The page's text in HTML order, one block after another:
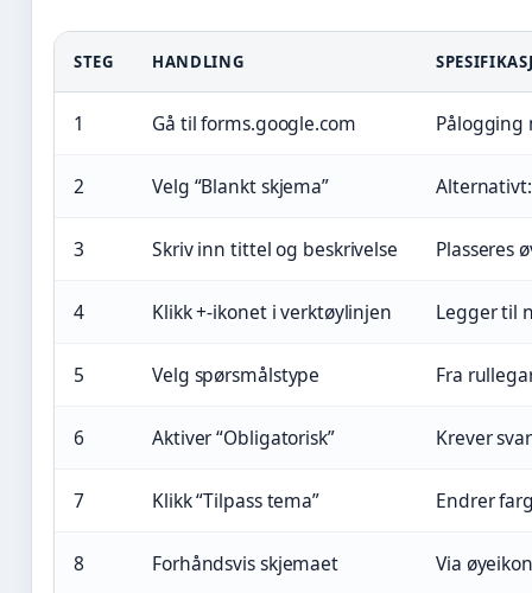
STEG HANDLING
1 Gå til forms.google.com Pålogging
2 Velg “Blankt skjema”
3 Skriv inn tittel og beskrivelse Plasseres
4 Klikk +-ikonet i verktøylinjen Legger til
5 Velg spørsmålstype Fra
6 Aktiver “Obligatorisk” Krever
7 Klikk “Tilpass tema” Endrer
8 Forhåndsvis skjemaet Via